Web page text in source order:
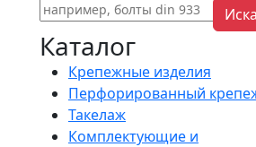
Каталог
Крепежные изделия
Перфорированный
Такелаж
Комплектующие и